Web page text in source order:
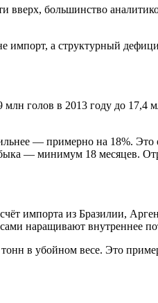
вверх, большинство
импорт, а структурный
голов в 2013 году до
— примерно на 18%.
— минимум 18 месяцев.
импорта из Бразилии,
наращивают внутреннее
в убойном весе. Это